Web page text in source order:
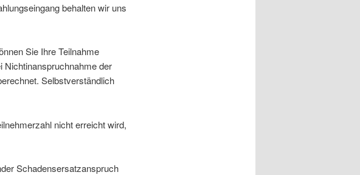
behalten wir uns
Sie Ihre Teilnahme
Nichtinanspruchnahme der
Selbstverständlich
nicht erreicht wird,
Schadensersatzanspruch